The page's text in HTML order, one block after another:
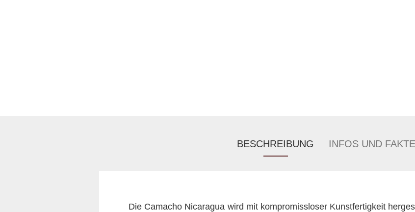
BESCHREIBUNG INFOS UND
Die Camacho Nicaragua wird mit kompromissloser Kunstfertigkeit